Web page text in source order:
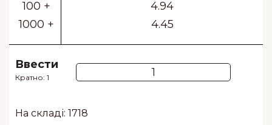
100 +
1000 +
4.94
4.45
Ввести
Кратно: 1
На складі: 1718